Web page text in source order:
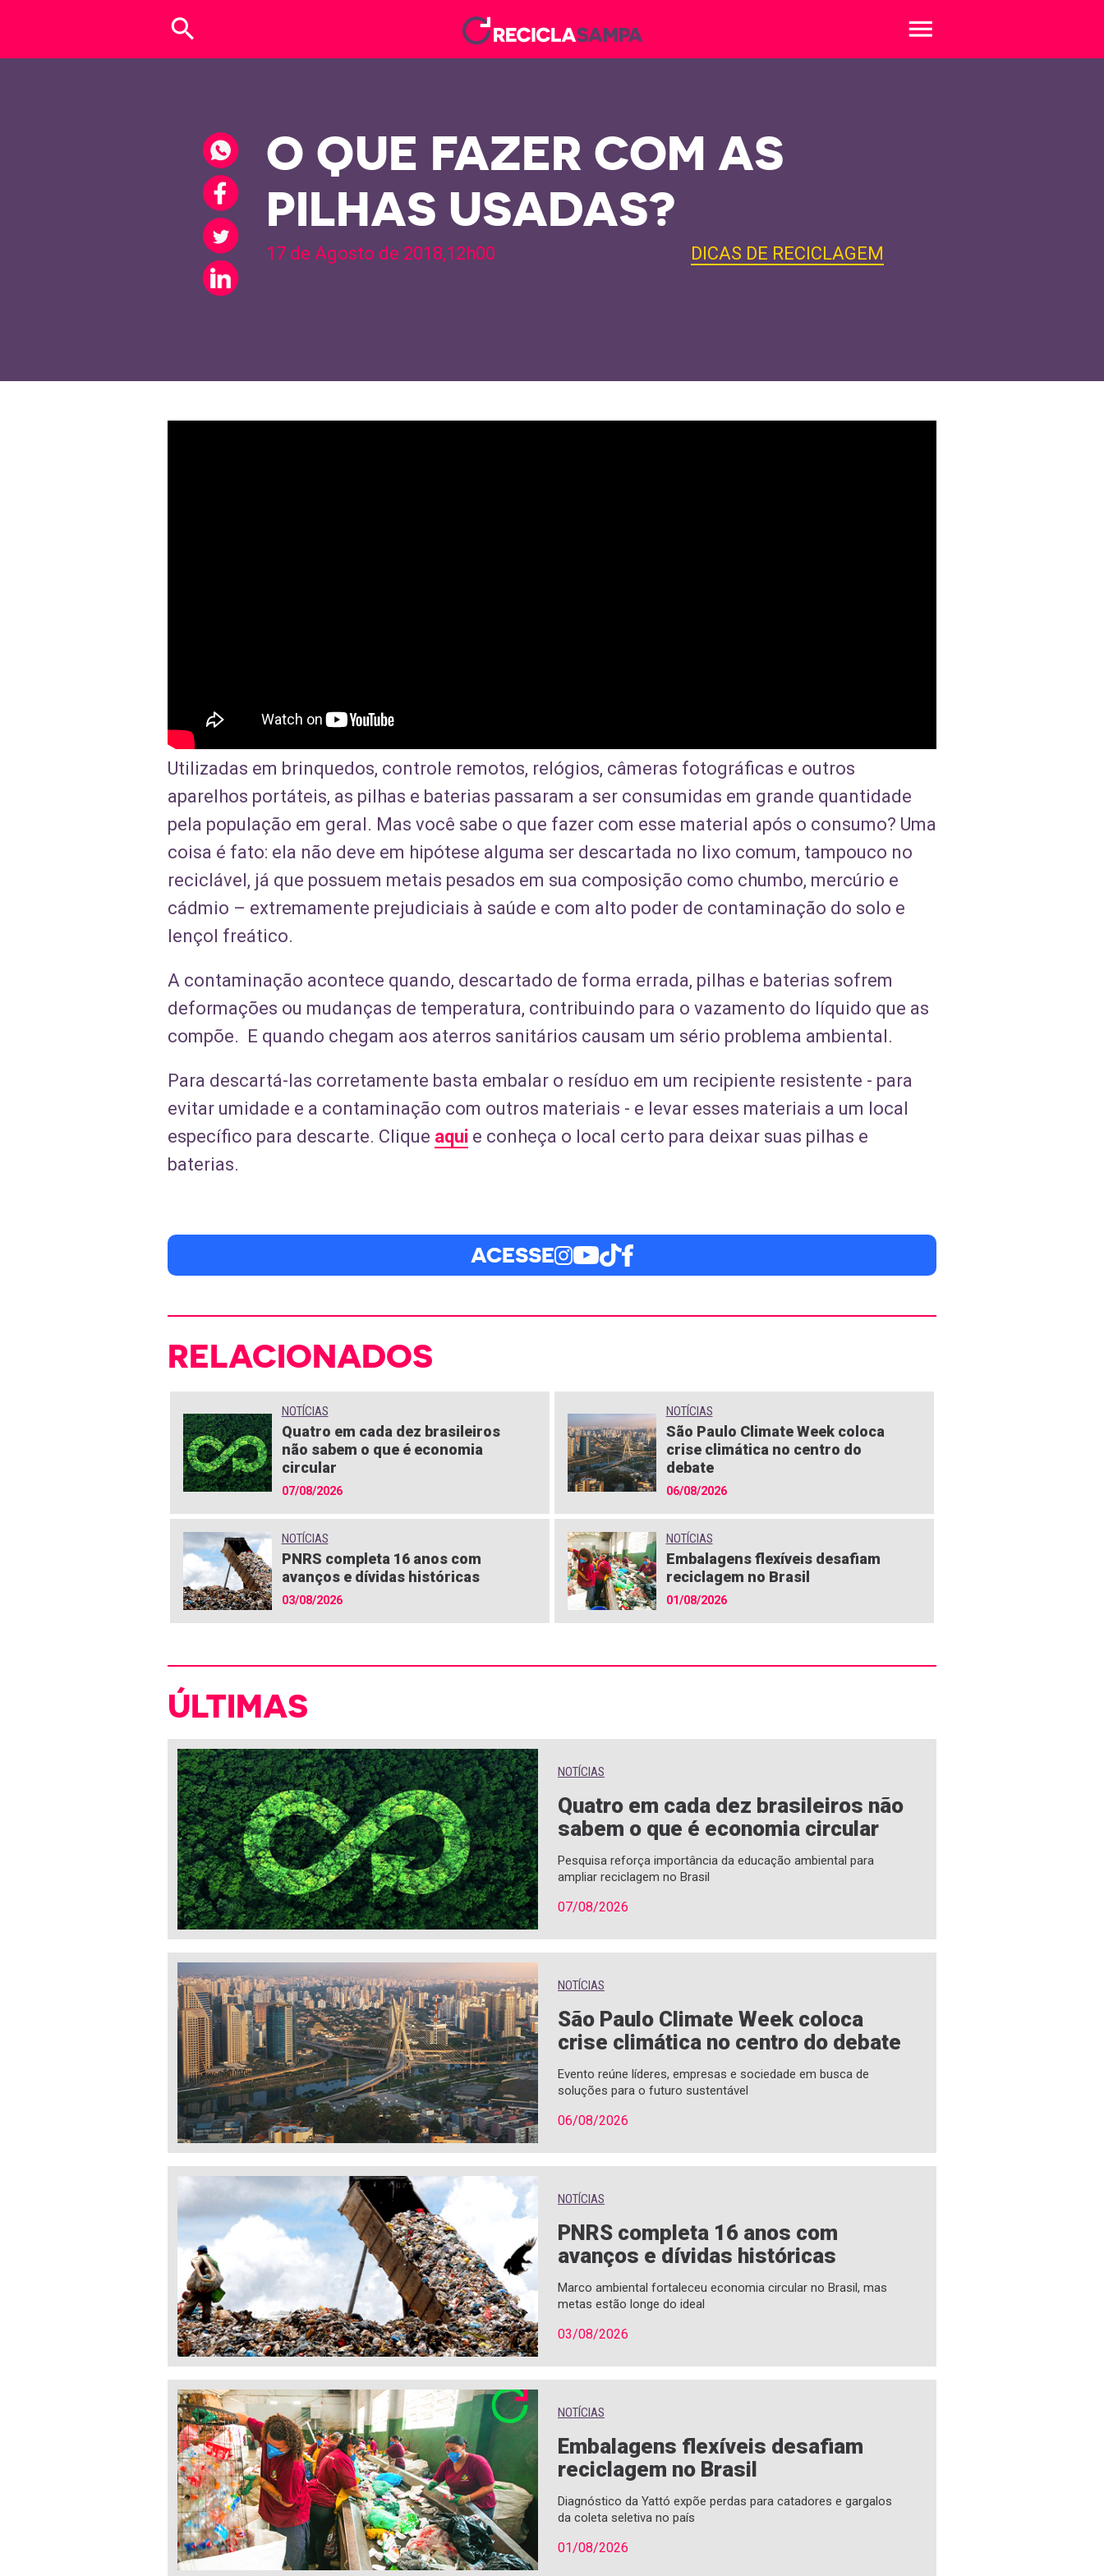
search menu
O QUE FAZER COM AS
PILHAS USADAS?
17 de Agosto de 2018,12h00 DICAS DE RECICLAGEM
Utilizadas em brinquedos, controle remotos, relógios, câmeras fotográficas e outros
aparelhos portáteis, as pilhas e baterias passaram a ser consumidas em grande quantidade
pela população em geral. Mas você sabe o que fazer com esse material após o consumo? Uma
coisa é fato: ela não deve em hipótese alguma ser descartada no lixo comum, tampouco no
reciclável, já que possuem metais pesados em sua composição como chumbo, mercúrio e
cádmio – extremamente prejudiciais à saúde e com alto poder de contaminação do solo e
lençol freático.
A contaminação acontece quando, descartado de forma errada, pilhas e baterias sofrem
deformações ou mudanças de temperatura, contribuindo para o vazamento do líquido que as
compõe. E quando chegam aos aterros sanitários causam um sério problema ambiental.
Para descartá-las corretamente basta embalar o resíduo em um recipiente resistente - para
evitar umidade e a contaminação com outros materiais - e levar esses materiais a um local
específico para descarte. Clique aqui e conheça o local certo para deixar suas pilhas e
baterias.
ACESSE
RELACIONADOS
NOTÍCIAS
Quatro em cada dez brasileiros
não sabem o que é economia
circular
07/08/2026
NOTÍCIAS
São Paulo Climate Week coloca
crise climática no centro do
debate
06/08/2026
NOTÍCIAS
PNRS completa 16 anos com
avanços e dívidas históricas
03/08/2026
NOTÍCIAS
Embalagens flexíveis desafiam
reciclagem no Brasil
01/08/2026
ÚLTIMAS
NOTÍCIAS
Quatro em cada dez brasileiros não
sabem o que é economia circular
Pesquisa reforça importância da educação ambiental para
ampliar reciclagem no Brasil
07/08/2026
NOTÍCIAS
São Paulo Climate Week coloca
crise climática no centro do debate
Evento reúne líderes, empresas e sociedade em busca de
soluções para o futuro sustentável
06/08/2026
NOTÍCIAS
PNRS completa 16 anos com
avanços e dívidas históricas
Marco ambiental fortaleceu economia circular no Brasil, mas
metas estão longe do ideal
03/08/2026
NOTÍCIAS
Embalagens flexíveis desafiam
reciclagem no Brasil
Diagnóstico da Yattó expõe perdas para catadores e gargalos
da coleta seletiva no país
01/08/2026